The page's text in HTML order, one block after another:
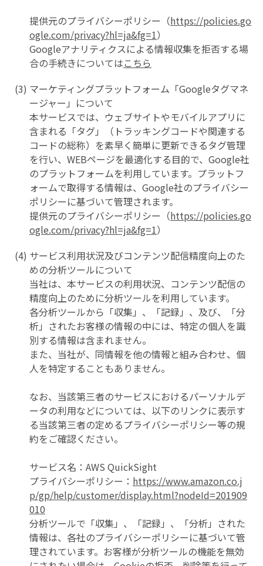
提供元のプライバシーポリシー（https://policies.go
ogle.com/privacy?hl=ja&fg=1）
Googleアナリティクスによる情報収集を拒否する場
合の手続きについてはこちら
マーケティングプラットフォーム「Googleタグマネ
ージャー」について
本サービスでは、ウェブサイトやモバイルアプリに
含まれる「タグ」（トラッキングコードや関連する
コードの総称）を素早く簡単に更新できるタグ管理
を行い、WEBページを最適化する目的で、Google社
のプラットフォームを利用しています。プラットフ
ォームで取得する情報は、Google社のプライバシー
ポリシーに基づいて管理されます。
提供元のプライバシーポリシー（https://policies.go
ogle.com/privacy?hl=ja&fg=1）
サービス利用状況及びコンテンツ配信精度向上のた
めの分析ツールについて
当社は、本サービスの利用状況、コンテンツ配信の
精度向上のために分析ツールを利用しています。
各分析ツールから「収集」、「記録」、及び、「分
析」されたお客様の情報の中には、特定の個人を識
別する情報は含まれません。
また、当社が、同情報を他の情報と組み合わせ、個
人を特定することもありません。
なお、当該第三者のサービスにおけるパーソナルデ
ータの利用などについては、以下のリンクに表示す
る当該第三者の定めるプライバシーポリシー等の規
約をご確認ください。
サービス名：AWS QuickSight
プライバシーポリシー： https://www.amazon.co.j
p/gp/help/customer/display.html?nodeId=201909
010
分析ツールで「収集」、「記録」、「分析」された
情報は、各社のプライバシーポリシーに基づいて管
理されています。お客様が分析ツールの機能を無効